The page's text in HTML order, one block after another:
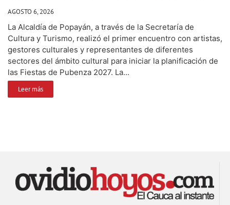
AGOSTO 6, 2026
La Alcaldía de Popayán, a través de la Secretaría de
Cultura y Turismo, realizó el primer encuentro con artistas,
gestores culturales y representantes de diferentes
sectores del ámbito cultural para iniciar la planificación de
las Fiestas de Pubenza 2027. La...
Leer más